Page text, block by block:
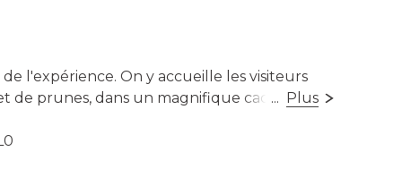
l'expérience. On y accueille les visiteurs
de prunes, dans un magnifique cadre
à la maison.
... Plus